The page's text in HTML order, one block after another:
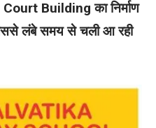
Building का निर्माण
लंबे समय से चली आ रही